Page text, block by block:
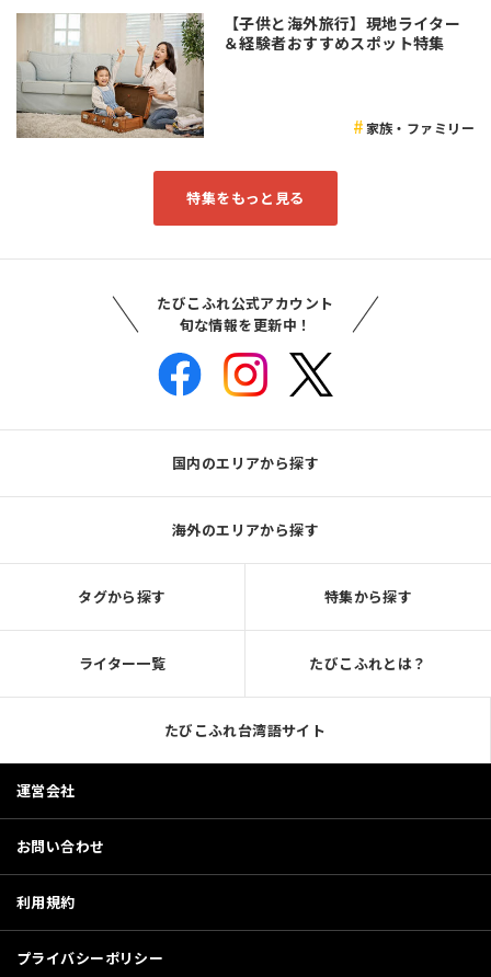
【子供と海外旅行】現地ライター
＆経験者おすすめスポット特集
家族・ファミリー
特集をもっと見る
たびこふれ公式アカウント
旬な情報を更新中！
国内のエリアから探す
海外のエリアから探す
タグから探す 特集から探す
ライター一覧 たびこふれとは？
たびこふれ台湾語サイト
運営会社
お問い合わせ
利用規約
プライバシーポリシー